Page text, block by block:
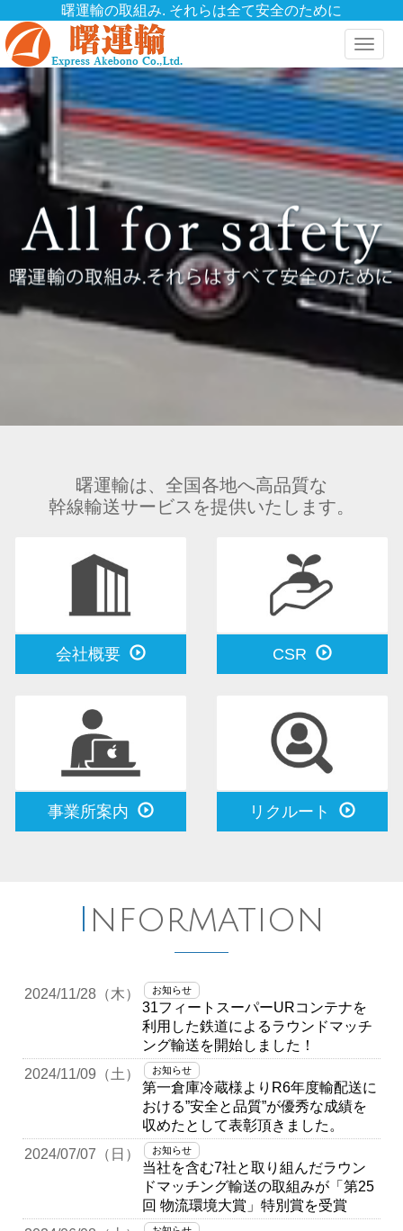
曙運輸の取組み. それらは全て安全のために
Toggle
曙運輸は、全国各地へ高品質な
幹線輸送サービスを提供いたします。
会社概要 CSR
事業所案内 リクルート
Information